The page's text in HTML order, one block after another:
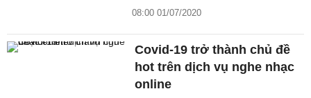
08:00 01/07/2020
Covid-19 trở thành chủ đề
hot trên dịch vụ nghe nhạc
online